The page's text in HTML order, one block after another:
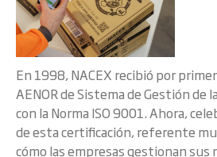
En 1998, NACEX recibió por
AENOR de Sistema de Gestión de
con la Norma ISO 9001. Ahora,
de esta certificación, referente
cómo las empresas gestionan sus